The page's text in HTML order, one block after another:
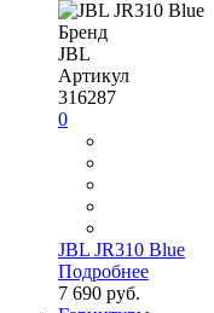
Бренд
JBL
Артикул
316287
0
JBL JR310 Blue
Подробнее
7 690 руб.